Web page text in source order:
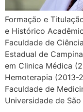
Formação e
e Histórico
Faculdade de
Estadual de
em Clinica Médica
Hemoterapia (2013-
Faculdade de
Universidade de